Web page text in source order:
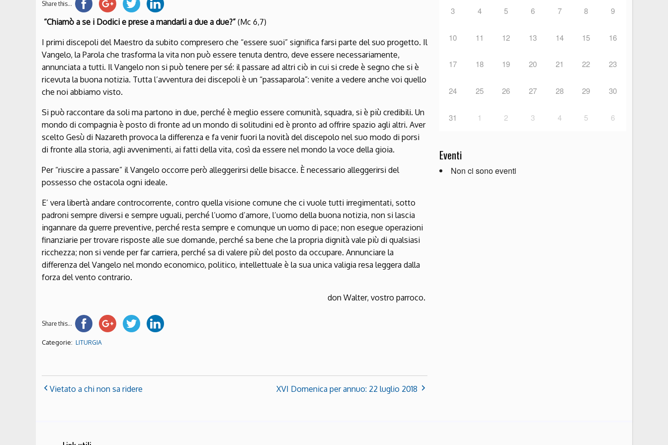
Share this...
“Chiamò a se i Dodici e prese a mandarli a due a due?” (Mc 6,7)
I primi discepoli del Maestro da subito compresero che “essere suoi” significa farsi parte del suo progetto. Il
Vangelo, la Parola che trasforma la vita non può essere tenuta dentro, deve essere necessariamente,
annunciata a tutti. Il Vangelo non si può tenere per sé: il passare ad altri ciò in cui si crede è segno che si è
ricevuta la buona notizia. Tutta l’avventura dei discepoli è un “passaparola”: venite a vedere anche voi quello
che noi abbiamo visto.
Si può raccontare da soli ma partono in due, perché è meglio essere comunità, squadra, si è più credibili. Un
mondo di compagnia è posto di fronte ad un mondo di solitudini ed è pronto ad offrire spazio agli altri. Aver
scelto Gesù di Nazareth provoca la differenza e fa venir fuori la novità del discepolo nel suo modo di porsi
di fronte alla storia, agli avvenimenti, ai fatti della vita, così da essere nel mondo la voce della gioia.
Per “riuscire a passare” il Vangelo occorre però alleggerirsi delle bisacce. È necessario alleggerirsi del
possesso che ostacola ogni ideale.
E’ vera libertà andare controcorrente, contro quella visione comune che ci vuole tutti irregimentati, sotto
padroni sempre diversi e sempre uguali, perché l’uomo d’amore, l’uomo della buona notizia, non si lascia
ingannare da guerre preventive, perché resta sempre e comunque un uomo di pace; non esegue operazioni
finanziarie per trovare risposte alle sue domande, perché sa bene che la propria dignità vale più di qualsiasi
ricchezza; non si vende per far carriera, perché sa di valere più del posto da occupare. Annunciare la
differenza del Vangelo nel mondo economico, politico, intellettuale è la sua unica valigia resa leggera dalla
forza del vento contrario.
don Walter, vostro parroco.
Share this...
Categorie: LITURGIA
Vietato a chi non sa ridere XVI Domenica per annuo: 22 luglio 2018
3 4 5 6 7 8 9
10 11 12 13 14 15 16
17 18 19 20 21 22 23
24 25 26 27 28 29 30
31 1 2 3 4 5 6
Eventi
Non ci sono eventi